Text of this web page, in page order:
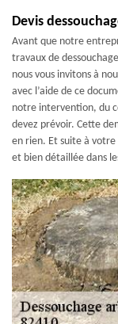
Devis
Avant que notre
travaux de
nous vous invitons à
avec l’aide de ce
notre intervention, du
devez prévoir. Cette
en rien. Et suite à votre
et bien détaillée dans